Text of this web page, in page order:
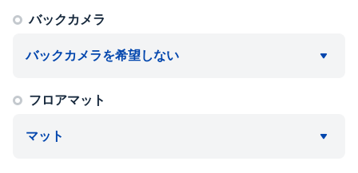
バックカメラ
バックカメラを希望しない
フロアマット
マット